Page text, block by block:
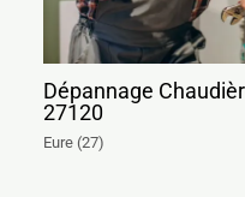
Dépannage
27120
Eure (27)